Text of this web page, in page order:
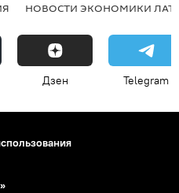
НОВОСТИ ЭКОНОМИКИ
Дзен Telegram